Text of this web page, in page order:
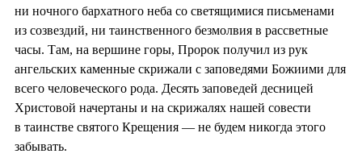
ни ночного бархатного неба со светящимися письменами
из созвездий, ни таинственного безмолвия в рассветные
часы. Там, на вершине горы, Пророк получил из рук
ангельских каменные скрижали с заповедями Божиими для
всего человеческого рода. Десять заповедей десницей
Христовой начертаны и на скрижалях нашей совести
в таинстве святого Крещения — не будем никогда этого
забывать.